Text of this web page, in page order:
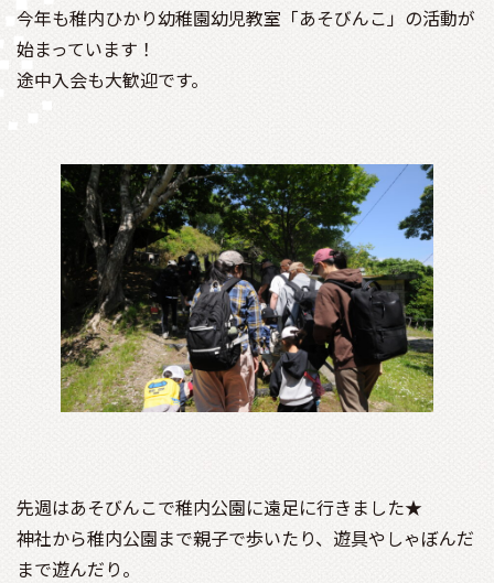
今年も稚内ひかり幼稚園幼児教室「あそびんこ」の活動が
始まっています！
途中入会も大歓迎です。
先週はあそびんこで稚内公園に遠足に行きました★
神社から稚内公園まで親子で歩いたり、遊具やしゃぼんだ
まで遊んだり。